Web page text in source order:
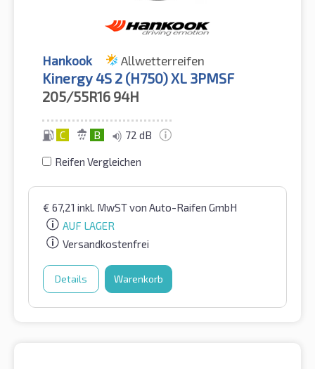
Hankook Allwetterreifen
Kinergy 4S 2 (H750) XL 3PMSF
205/55R16 94H
C B 72 dB
Reifen Vergleichen
€ 67,21 inkl. MwSTvon Auto-Raifen GmbH
AUF LAGER
Versandkostenfrei
Details Warenkorb